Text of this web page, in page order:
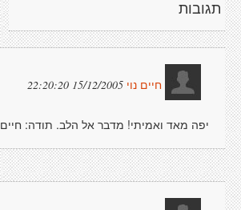
תגובות
חיים נוי 15/12/2005 22:20:20
יפה מאד ואמיתי! מדבר אל הלב. תודה: חיים